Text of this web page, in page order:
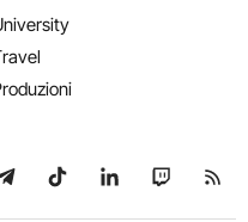
su WhatsApp
su Telegram
Seguici su TikTok
Seguici su
Seguici